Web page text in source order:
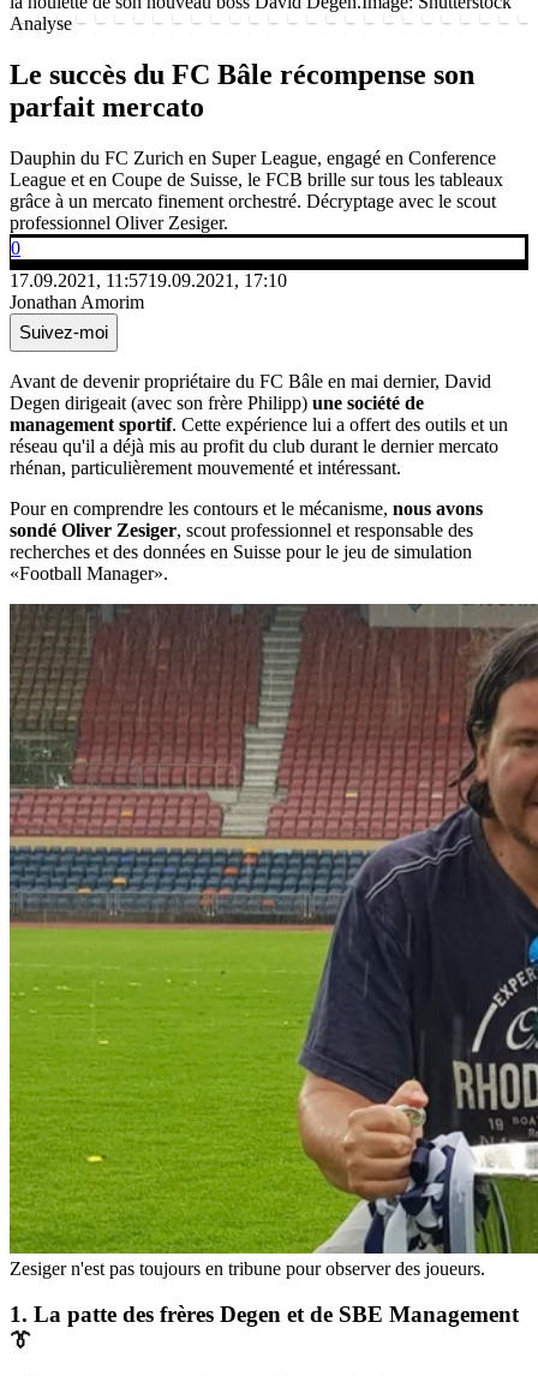
Analyse
Le succès du FC Bâle récompense son
parfait mercato
Dauphin du FC Zurich en Super League, engagé en Conference
League et en Coupe de Suisse, le FCB brille sur tous les tableaux
grâce à un mercato finement orchestré. Décryptage avec le scout
professionnel Oliver Zesiger.
0
17.09.2021, 11:5719.09.2021, 17:10
Jonathan Amorim
Suivez-moi
Avant de devenir propriétaire du FC Bâle en mai dernier, David
Degen dirigeait (avec son frère Philipp) une société de
management sportif. Cette expérience lui a offert des outils et un
réseau qu'il a déjà mis au profit du club durant le dernier mercato
rhénan, particulièrement mouvementé et intéressant.
Pour en comprendre les contours et le mécanisme, nous avons
sondé Oliver Zesiger, scout professionnel et responsable des
recherches et des données en Suisse pour le jeu de simulation
«Football Manager».
Zesiger n'est pas toujours en tribune pour observer des joueurs.
1. La patte des frères Degen et de SBE Management
👔